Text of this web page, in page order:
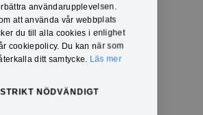
och vattendrag
djurliv
miljö
användarupplevelsen.
att använda vår webbplats
du till alla cookies i enlighet
cookiepolicy. Du kan när som
ditt samtycke. Läs mer
STRIKT NÖDVÄNDIGT